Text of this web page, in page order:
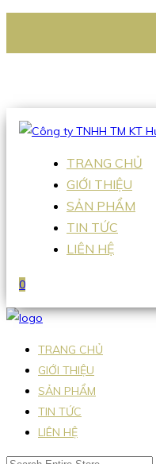
Hotline:0938 336 079
TRANG CHỦ
GIỚI THIỆU
SẢN PHẨM
TIN TỨC
LIÊN HỆ
0
TRANG CHỦ
GIỚI THIỆU
SẢN PHẨM
TIN TỨC
LIÊN HỆ